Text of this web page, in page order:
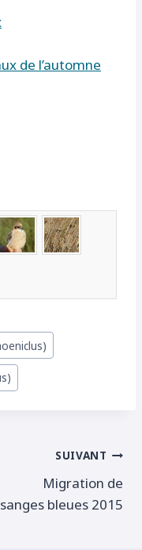
de l’automne
SUIVANT
Migration de
bleues 2015